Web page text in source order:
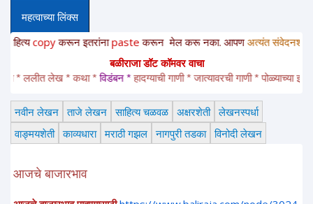
महत्वाच्या लिंक्स
करून इतरांनाpasteकरून मेल करू नका. आपणअत्यंत संवेदनशील रसिक
बळीराजा डॉट कॉमवर वाचा
ललीत लेख * कथा * विडंबन * हादग्याची गाणी * जात्यावरची गाणी * पोळ्याच्या झडत्या *
नवीन लेखन ताजे लेखन साहित्य चळवळ अक्षरशेती लेखनस्पर्धा
वाङ्मयशेती काव्यधारा मराठी गझल नागपुरी तडका विनोदी लेखन
आजचे बाजारभाव